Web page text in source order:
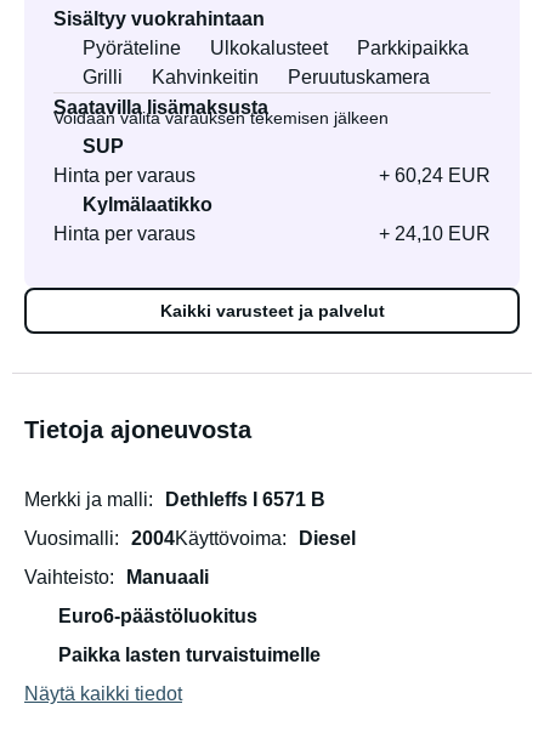
Sisältyy vuokrahintaan
Pyöräteline
Ulkokalusteet
Parkkipaikka
Grilli
Kahvinkeitin
Peruutuskamera
Saatavilla lisämaksusta
Voidaan valita varauksen tekemisen jälkeen
SUP
Hinta per varaus
+ 60,24 EUR
Kylmälaatikko
Hinta per varaus
+ 24,10 EUR
Kaikki varusteet ja palvelut
Tietoja ajoneuvosta
Merkki ja malli
Dethleffs I 6571 B
Vuosimalli
2004Käyttövoima
Diesel
Vaihteisto
Manuaali
Euro6-päästöluokitus
Paikka lasten turvaistuimelle
Näytä kaikki tiedot